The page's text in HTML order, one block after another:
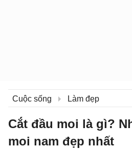
Cuộc sống Làm đẹp
Cắt đầu moi là gì?
moi nam đẹp nhất